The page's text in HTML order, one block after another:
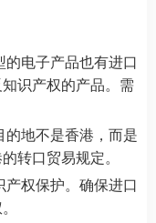
电子产品也有进口
识产权的产品。需
的地不是香港，而是
转口贸易规定。
权保护。确保进口